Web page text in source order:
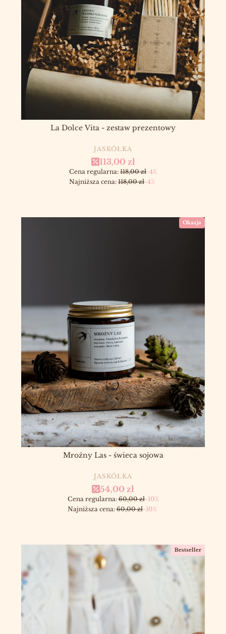
La Dolce Vita - zestaw prezentowy
PRODUCENT
JASKÓŁKA
Cena promocyjna
113,00 zł
Cena regularna: 118,00 zł-4%
Najniższa cena: 118,00 zł-4%
Okazja
Mroźny Las - świeca sojowa
PRODUCENT
JASKÓŁKA
Cena promocyjna
54,00 zł
Cena regularna: 60,00 zł-10%
Najniższa cena: 60,00 zł-10%
Bestseller